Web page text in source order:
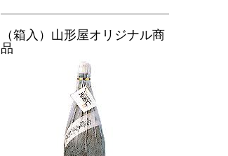
（箱入）山形屋オリジナル商
品